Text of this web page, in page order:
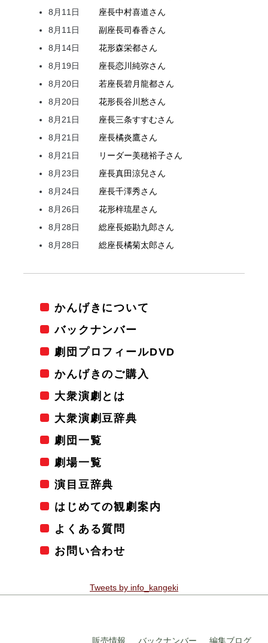
8月11日
座長中村喜道さん
8月11日
副座長司春香さん
8月14日
花形森栄都さん
8月19日
座長恋川純弥さん
8月20日
若座長碧月龍都さん
8月20日
花形長谷川愁さん
8月21日
座長三条すすむさん
8月21日
座長橘炎鷹さん
8月21日
リーダー美穂裕子さん
8月23日
座長真田涼兒さん
8月24日
座長千澤秀さん
8月26日
花形梓琉星さん
8月28日
総座長姫勘九郎さん
8月28日
総座長橘菊太郎さん
かんげきについて
バックナンバー
劇団プロフィールDVD
かんげきのご購入
大衆演劇とは
大衆演劇豆辞典
劇団一覧
劇場一覧
演目豆辞典
はじめての観劇案内
よくある質問
お問い合わせ
Tweets by info_kangeki
販売情報 バックナンバー 編集ブログ